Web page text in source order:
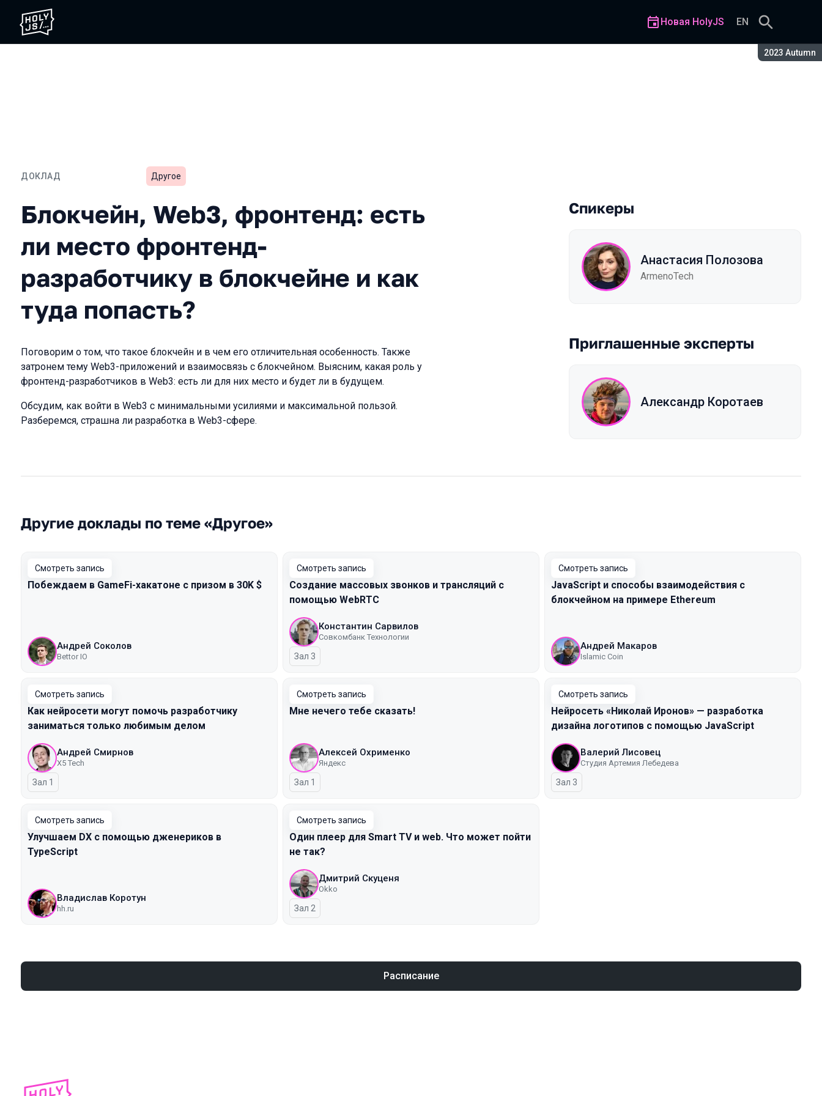
Сезон:
2023 Autumn
Новая HolyJS EN
ДОКЛАД
Блокчейн, Web3, фронтенд: есть ли место фронтенд-разработчику в блокчейне
Другое
Блокчейн, Web3, фронтенд: есть
ли место фронтенд-
разработчику в блокчейне и как
туда попасть?
Поговорим о том, что такое блокчейн и в чем его отличительная особенность. Также
затронем тему Web3-приложений и взаимосвязь с блокчейном. Выясним, какая роль у
фронтенд-разработчиков в Web3: есть ли для них место и будет ли в будущем.
Обсудим, как войти в Web3 с минимальными усилиями и максимальной пользой.
Разберемся, страшна ли разработка в Web3-сфере.
Спикеры
Анастасия Полозова
ArmenoTech
Приглашенные эксперты
Александр Коротаев
Другие доклады по теме «Другое»
Смотреть запись
Побеждаем в GameFi-хакатоне с призом в 30K $
Андрей Соколов
Bettor IO
Смотреть запись
Создание массовых звонков и трансляций с
помощью WebRTC
Константин Сарвилов
Совкомбанк Технологии
Зал 3
Смотреть запись
JavaScript и способы взаимодействия с
блокчейном на примере Ethereum
Андрей Макаров
Islamic Coin
Смотреть запись
Как нейросети могут помочь разработчику
заниматься только любимым делом
Андрей Смирнов
X5 Tech
Зал 1
Смотреть запись
Мне нечего тебе сказать!
Алексей Охрименко
Яндекс
Зал 1
Смотреть запись
Нейросеть «Николай Иронов» — разработка
дизайна логотипов с помощью JavaScript
Валерий Лисовец
Студия Артемия Лебедева
Зал 3
Смотреть запись
Улучшаем DX с помощью дженериков в
TypeScript
Владислав Коротун
hh.ru
Смотреть запись
Один плеер для Smart TV и web. Что может пойти
не так?
Дмитрий Скуценя
Okko
Зал 2
Расписание